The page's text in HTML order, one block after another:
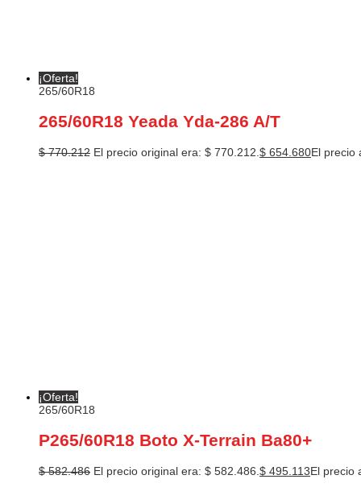
¡Oferta!
265/60R18
265/60R18 Yeada Yda-286 A/T
$770.212 El precio original era: $ 770.212. $ 654.680El precio
¡Oferta!
265/60R18
P265/60R18 Boto X-Terrain Ba80+
$582.486 El precio original era: $ 582.486. $ 495.113El precio